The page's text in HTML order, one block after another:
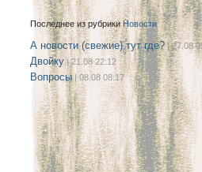
Последнее из рубрики Новости
А новости (свежие) тут где?| 27.08
Двойку| 21.08 22:12
Вопросы| 08.08 08:17